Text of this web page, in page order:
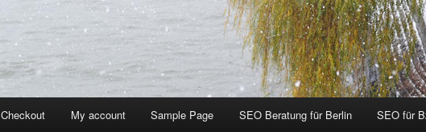
Checkout My account Sample Page SEO Beratung für Berlin SEO für